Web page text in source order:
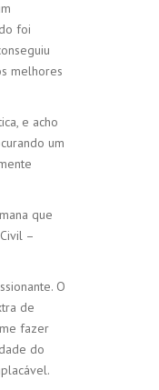
foi
melhores
e acho
um
que
–
O
de
fazer
do